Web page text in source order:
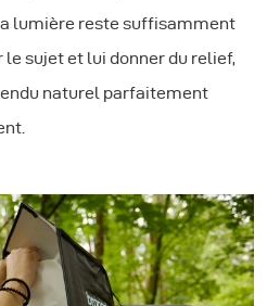
lumière reste suffisamment
sujet et lui donner du relief,
naturel parfaitement